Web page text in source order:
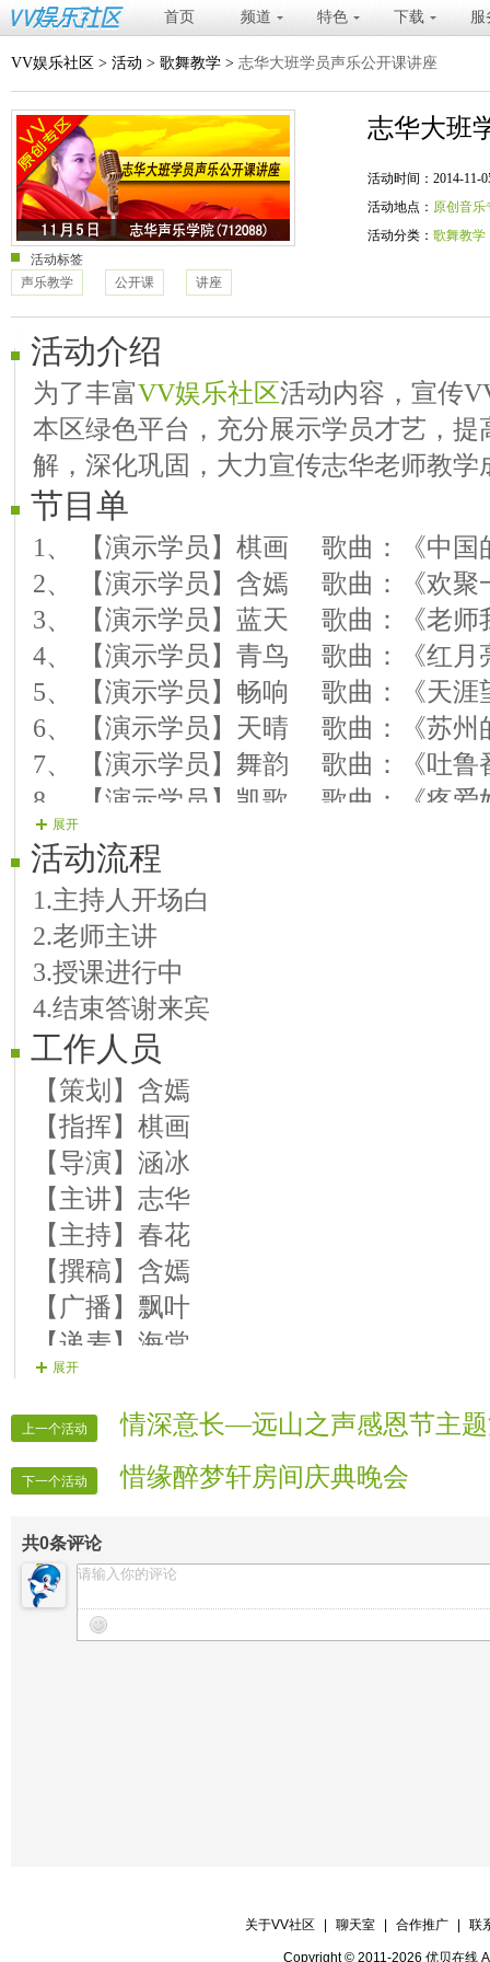
首页 频道 特色 下载 服
VV娱乐社区 > 活动 > 歌舞教学 > 志华大班学员声乐公开课讲座
志华大班
活动时间：2014-11-
活动地点： 原创音乐
活动分类： 歌舞教学
活动标签
声乐教学
公开课 讲座
活动介绍
为了丰富VV娱乐社区活动内容，宣传
本区绿色平台，充分展示学员才艺，提
解，深化巩固，大力宣传志华老师教学
节目单
1、 【演示学员】棋画 歌曲：《中国
2、 【演示学员】含嫣 歌曲：《欢聚
3、 【演示学员】蓝天 歌曲：《老师
4、 【演示学员】青鸟 歌曲：《红月
5、 【演示学员】畅响 歌曲：《天涯
6、 【演示学员】天晴 歌曲：《苏州
7、 【演示学员】舞韵 歌曲：《吐鲁
8、 【演示学员】凯歌 歌曲：《疼爱
9、 【演示学员】亮也 歌曲：《月光
10、【演示学员】湘雪 歌曲：《心中
11、【演示学员】笑谈 歌曲：《月
12、【演示学员】如烟 歌曲：《金达
13、【演示学员】涵冰 歌曲：《月
14、【演示学员】丽萨 歌曲：《月光
15、【演示学员】菁菁 歌曲：《报
16、【演示学员】柠檬 歌曲：《当
17、【演示学员】晓晓 歌曲：《唱
18、【演示学员】悠儿 歌曲：《东
19、【演示学员】北国 歌曲：《中
20、【演示学员】紫拉 歌曲：《话
展开
活动流程
1.主持人开场白
2.老师主讲
3.授课进行中
4.结束答谢来宾
工作人员
【策划】含嫣
【指挥】棋画
【导演】涵冰
【主讲】志华
【主持】春花
【撰稿】含嫣
【广播】飘叶
【递麦】海棠
【联络】含嫣
【迎宾】全体管理
【维护】铁子
【片花】幕雪
展开
上一个活动 情深意长—远山之声感恩节主
下一个活动 惜缘醉梦轩房间庆典晚会
共0条评论
关于VV社区 聊天室 合作推广 联
Copyright © 2011-2026 优贝在线